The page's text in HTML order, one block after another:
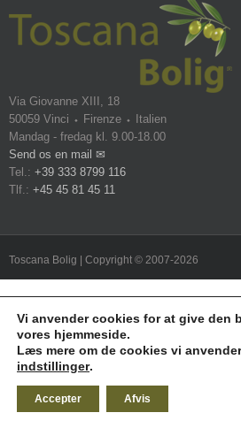
Via Giovanne XIII, 18
50059 Vinci ⬩ Firenze ⬩ Italien
Mandag - fredag kl. 9.00-18.00
Send os en mail ✉
Tel.: +39 333 8799 116
Tlf.: +45 45 81 45 11
Toscana Bolig | Copyright © 2007-2026
Vi anvender cookies for at give den
vores hjemmeside.
Læs mere om de cookies vi
indstillinger.
Accepter Afvis